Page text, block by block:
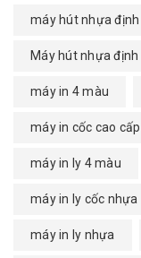
máy hút nhựa định
Máy hút nhựa
máy in 4 màu
máy in cốc cao cấp
máy in ly 4 màu
máy in ly cốc nhựa
máy in ly nhựa